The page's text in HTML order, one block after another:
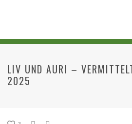
LIV UND AURI –
2025